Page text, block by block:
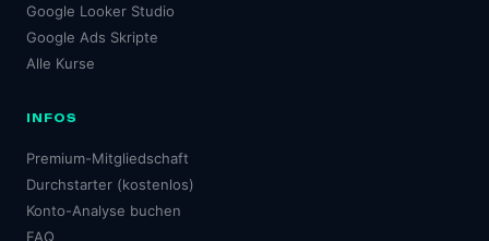
Google Looker Studio
Google Ads Skripte
Alle Kurse
INFOS
Premium-Mitgliedschaft
Durchstarter (kostenlos)
Konto-Analyse buchen
FAQ